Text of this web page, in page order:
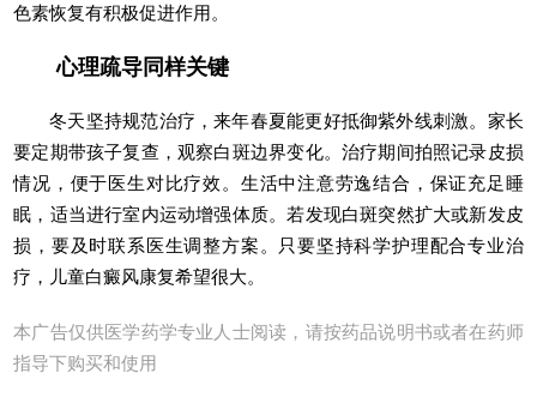
色素恢复有积极促进作用。
心理疏导同样关键
冬天坚持规范治疗，来年春夏能更好抵御紫外线刺激。家长
要定期带孩子复查，观察白斑边界变化。治疗期间拍照记录皮损
情况，便于医生对比疗效。生活中注意劳逸结合，保证充足睡
眠，适当进行室内运动增强体质。若发现白斑突然扩大或新发皮
损，要及时联系医生调整方案。只要坚持科学护理配合专业治
疗，儿童白癜风康复希望很大。
本广告仅供医学药学专业人士阅读，请按药品说明书或者在药师
指导下购买和使用